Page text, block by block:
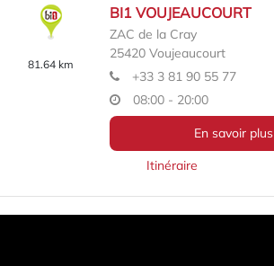
81.64 km
BI1 VOUJEAUCOURT
ZAC de la Cray
25420 Voujeaucourt
+33 3 81 90 55 77
08:00 - 20:00
En savoir plus
Itinéraire